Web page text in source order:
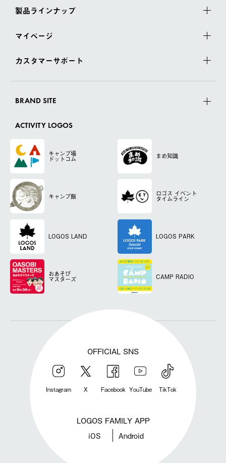
製品ラインナップ
マイページ
カスタマーサポート
BRAND SITE
ACTIVITY LOGOS
キャンプ場
ドットコム まめ知識
キャンプ飯 ロゴス イベント
タイムライン
LOGOS LAND LOGOS PARK
おあそび
マスターズ CAMP RADIO
OFFICIAL SNS
Instagram X Facebook YouTube TikTok
LOGOS FAMILY APP
iOS Android